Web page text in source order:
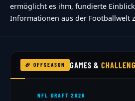
ermöglicht es ihm, fundierte
Informationen aus der Footballwelt
🏈 OFFSEASON GAMES &
NFL DRAFT 2026